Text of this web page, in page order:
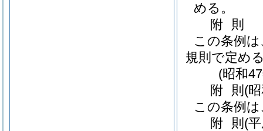
める。
附 則
この条例
規則で定め
(昭和
附 則 (
この条例
附 則 (